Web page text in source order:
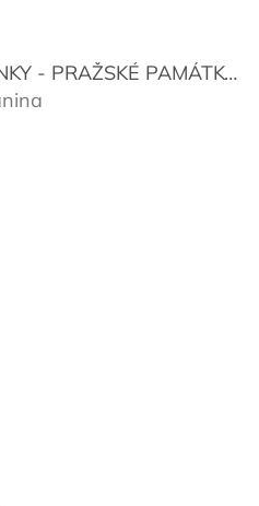
je 5 z 5 hvězdiček.
VYSTŘIHOVÁNKY - PRAŽSKÉ PAMÁTKY
je 5 z 5 hvězdiček.